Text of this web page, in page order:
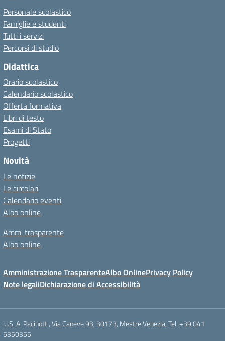
Personale scolastico
Famiglie e studenti
Tutti i servizi
Percorsi di studio
Didattica
Orario scolastico
Calendario scolastico
Offerta formativa
Libri di testo
Esami di Stato
Progetti
Novità
Le notizie
Le circolari
Calendario eventi
Albo online
Amm. trasparente
Albo online
Amministrazione TrasparenteAlbo OnlinePrivacy Policy
Note legaliDichiarazione di Accessibilità
I.I.S. A. Pacinotti, Via Caneve 93, 30173, Mestre Venezia, Tel. +39 041
5350355